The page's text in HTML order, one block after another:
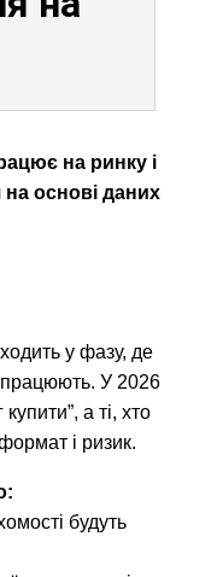
на ринку і
основі даних
у фазу, де
працюють. У 2026
а ті, хто
і ризик.
будуть